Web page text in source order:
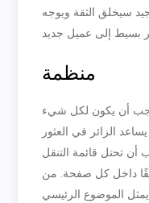
سيخلق الثقة ويوجه
منظمة
يجب أن يكون لكل شيء
الزائر في العثور
تحتل قائمة التنقل
داخل كل صفحة. من
الموضوع الرئيسي